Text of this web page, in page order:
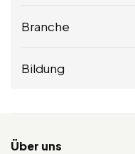
Branche
Bildung
Über uns